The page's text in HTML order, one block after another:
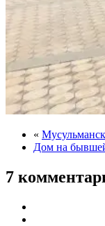
«
Дом на
7